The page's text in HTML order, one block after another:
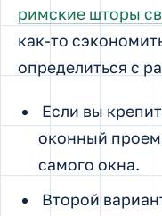
римские шторы
как-то
определиться с
Если вы
оконный
самого окна.
Второй